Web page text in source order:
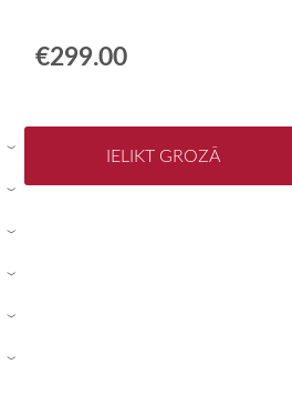
›
›
›
›
›
›
€299.00
IELIKT GROZĀ